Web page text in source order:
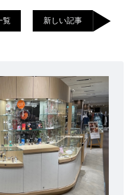
覧 新しい記事